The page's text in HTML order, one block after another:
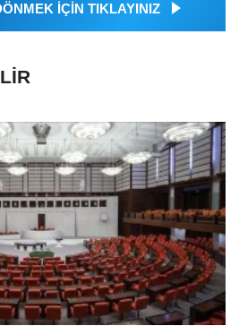
İÇİN TIKLAYINIZ